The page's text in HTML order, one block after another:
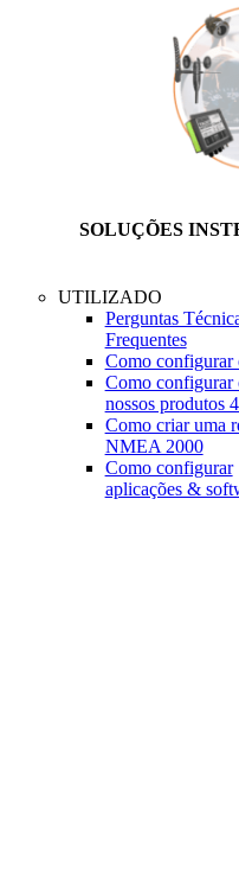
SOLUÇÕES
UTILIZADO
Perguntas
Frequentes
Como configurar
Como configurar
nossos produtos
Como criar uma
NMEA 2000
Como configurar
aplicações &